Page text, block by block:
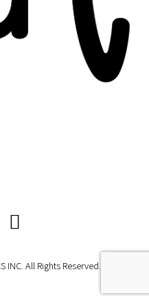
INC. All Rights Reserved.